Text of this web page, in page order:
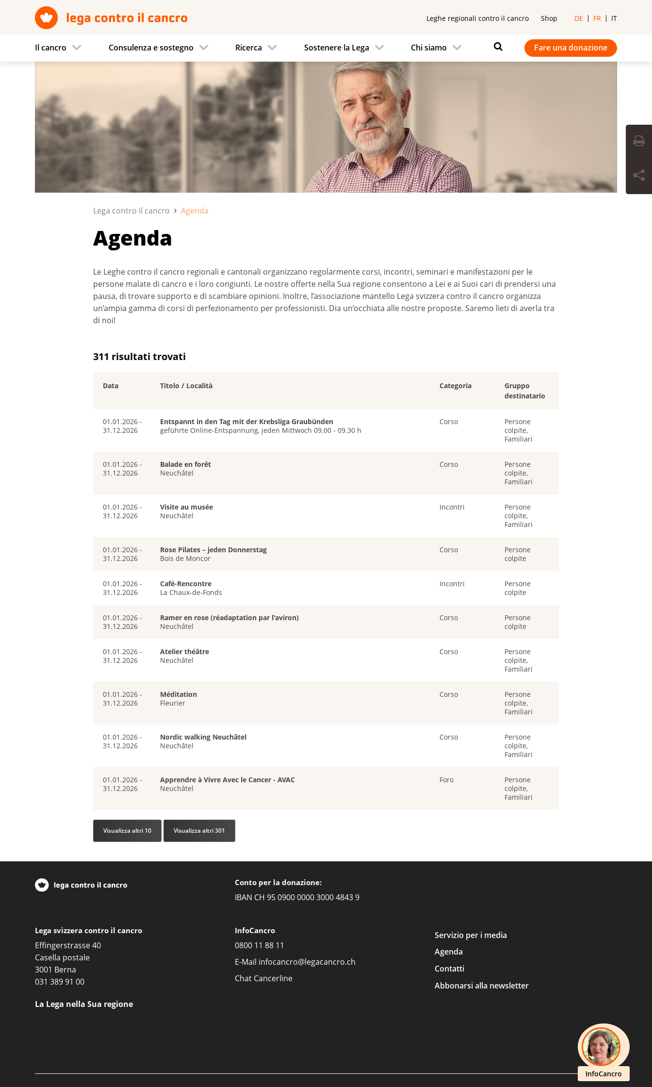
Leghe regionali contro il cancro Shop DE FR IT
Il cancro Consulenza e sostegno Ricerca Sostenere la Lega Chi siamo Fare una donazione
Lega contro il cancro Agenda
Agenda
Le Leghe contro il cancro regionali e cantonali organizzano regolarmente corsi, incontri, seminari e manifestazioni per le
persone malate di cancro e i loro congiunti. Le nostre offerte nella Sua regione consentono a Lei e ai Suoi cari di prendersi una
pausa, di trovare supporto e di scambiare opinioni. Inoltre, l’associazione mantello Lega svizzera contro il cancro organizza
un’ampia gamma di corsi di perfezionamento per professionisti. Dia un’occhiata alle nostre proposte. Saremo lieti di averla tra
di noi!
311 risultati trovati
Data Titolo / Località Categoria
Gruppo
destinatario
01.01.2026 -
31.12.2026
Entspannt in den Tag mit der Krebsliga Graubünden
geführte Online-Entspannung, jeden Mittwoch 09.00 - 09.30 h
Corso
Persone
colpite,
Familiari
01.01.2026 -
31.12.2026
Balade en forêt
Neuchâtel
Corso
Persone
colpite,
Familiari
01.01.2026 -
31.12.2026
Visite au musée
Neuchâtel
Incontri
Persone
colpite,
Familiari
01.01.2026 -
31.12.2026
Rose Pilates – jeden Donnerstag
Bois de Moncor
Corso
Persone
colpite
01.01.2026 -
31.12.2026
Café-Rencontre
La Chaux-de-Fonds
Incontri
Persone
colpite
01.01.2026 -
31.12.2026
Ramer en rose (réadaptation par l'aviron)
Neuchâtel
Corso
Persone
colpite
01.01.2026 -
31.12.2026
Atelier théâtre
Neuchâtel
Corso
Persone
colpite,
Familiari
01.01.2026 -
31.12.2026
Méditation
Fleurier
Corso
Persone
colpite,
Familiari
01.01.2026 -
31.12.2026
Nordic walking Neuchâtel
Neuchâtel
Corso
Persone
colpite,
Familiari
01.01.2026 -
31.12.2026
Apprendre à Vivre Avec le Cancer - AVAC
Neuchâtel
Foro
Persone
colpite,
Familiari
Visualizza altri 10 Visualizza altri 301
InfoCancro
Conto per la donazione:
IBAN CH 95 0900 0000 3000 4843 9
Lega svizzera contro il cancro
Effingerstrasse 40
Casella postale
3001 Berna
031 389 91 00
La Lega nella Sua regione
InfoCancro
0800 11 88 11
E-Mail infocancro@legacancro.ch
Chat Cancerline
Servizio per i media
Agenda
Contatti
Abbonarsi alla newsletter